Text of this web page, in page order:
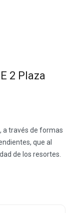
2 Plaza
a través de formas
que al
de los resortes.